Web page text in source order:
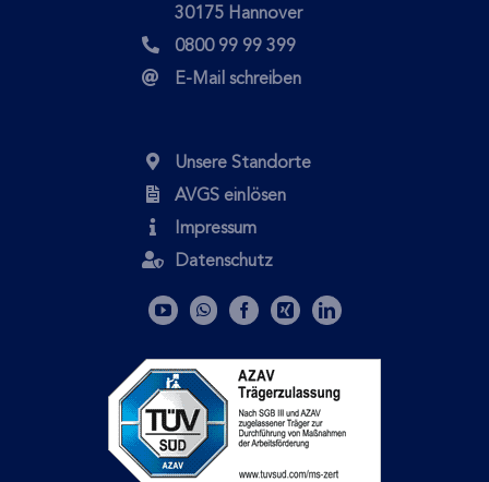
30175 Hannover
0800 99 99 399
E-Mail schreiben
Unsere Standorte
AVGS einlösen
Impressum
Datenschutz